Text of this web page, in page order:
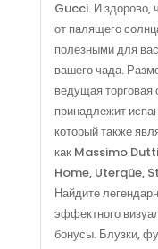
Gucci. И здорово,
от палящего
полезными для
вашего чада.
ведущая
принадлежит
который также
как Massimo
Home, Uterqüe,
Найдите
эффектного
бонусы. Блузки,